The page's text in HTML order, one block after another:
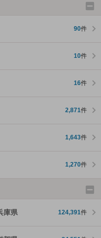
90件
10件
16件
2,871件
1,643件
1,270件
庫県 124,391件